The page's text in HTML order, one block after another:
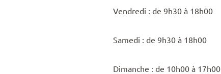
Vendredi : de 9h30 à 18h00
Samedi : de 9h30 à 18h00
Dimanche : de 10h00 à 17h00